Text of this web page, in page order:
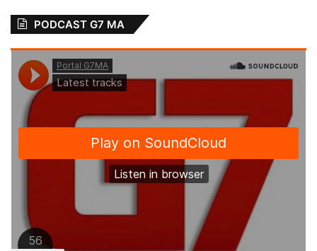
Radialista Helena
Leite morre aos 67
anos de idade
30 de março de 2019
Em "PINHEIRO-MA"
Ativista Cultural Cultura
Juarez Sousa Luto Maranhão
Morre Rádio
Vítima de Covid-19
PODCAST G7 MA